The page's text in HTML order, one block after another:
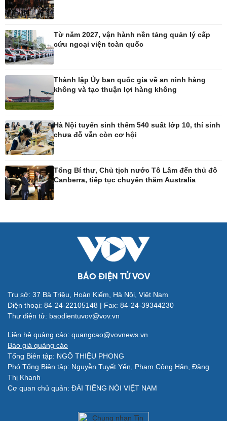
Tư vấn
Công nghệ
Sành điệu
Tin Công nghệ
Trải nghiệm
Chuyển đổi số
Sức khỏe
Sản phụ khoa
Nhi khoa
Ăn sạch sống khỏe
Văn hóa
Sân khấu - Điện ảnh
Văn học
Âm nhạc
Di sản
Giải trí
Nghệ sĩ
Thời trang
Du lịch
Săn Tour
Từ năm 2027, vận hành nền tảng quản lý cấp
cứu ngoại viện toàn quốc
Thành lập Ủy ban quốc gia về an ninh hàng
không và tạo thuận lợi hàng không
Hà Nội tuyển sinh thêm 540 suất lớp 10, thí sinh
chưa đỗ vẫn còn cơ hội
Tổng Bí thư, Chủ tịch nước Tô Lâm đến thủ đô
Canberra, tiếp tục chuyến thăm Australia
BÁO ĐIỆN TỬ VOV
Trụ sở: 37 Bà Triệu, Hoàn Kiếm, Hà Nội, Việt Nam
Điện thoại: 84-24-22105148 | Fax: 84-24-39344230
Thư điện tử: baodientuvov@vov.vn
Liên hệ quảng cáo: quangcao@vovnews.vn
Báo giá quảng cáo
Tổng Biên tập: NGÔ THIỆU PHONG
Phó Tổng Biên tập: Nguyễn Tuyết Yến, Phạm Công Hân, Đặng
Thị Khanh
Cơ quan chủ quản: ĐÀI TIẾNG NÓI VIỆT NAM